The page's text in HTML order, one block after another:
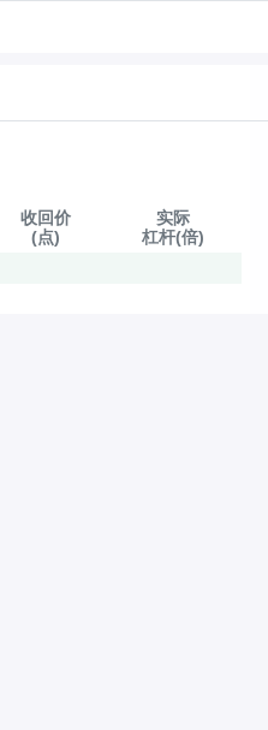
收回价
(点)
实际
杠杆(倍)